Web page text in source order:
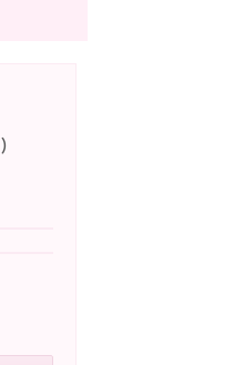
)